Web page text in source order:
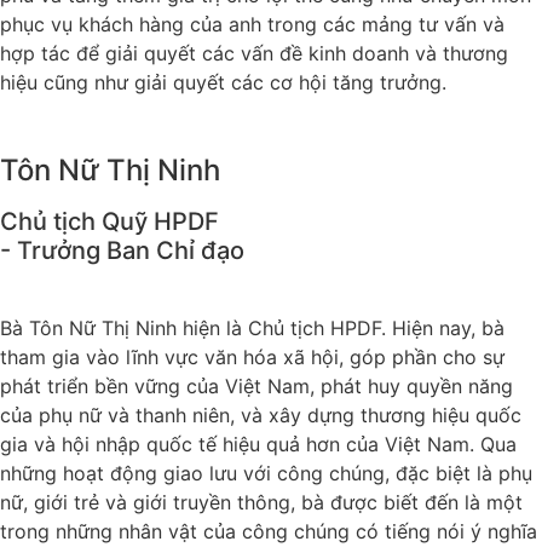
phục vụ khách hàng của anh trong các mảng tư vấn và
hợp tác để giải quyết các vấn đề kinh doanh và thương
hiệu cũng như giải quyết các cơ hội tăng trưởng.
Tôn Nữ Thị Ninh
Chủ tịch Quỹ HPDF
- Trưởng Ban Chỉ đạo
Bà Tôn Nữ Thị Ninh hiện là Chủ tịch HPDF. Hiện nay, bà
tham gia vào lĩnh vực văn hóa xã hội, góp phần cho sự
phát triển bền vững của Việt Nam, phát huy quyền năng
của phụ nữ và thanh niên, và xây dựng thương hiệu quốc
gia và hội nhập quốc tế hiệu quả hơn của Việt Nam. Qua
những hoạt động giao lưu với công chúng, đặc biệt là phụ
nữ, giới trẻ và giới truyền thông, bà được biết đến là một
trong những nhân vật của công chúng có tiếng nói ý nghĩa